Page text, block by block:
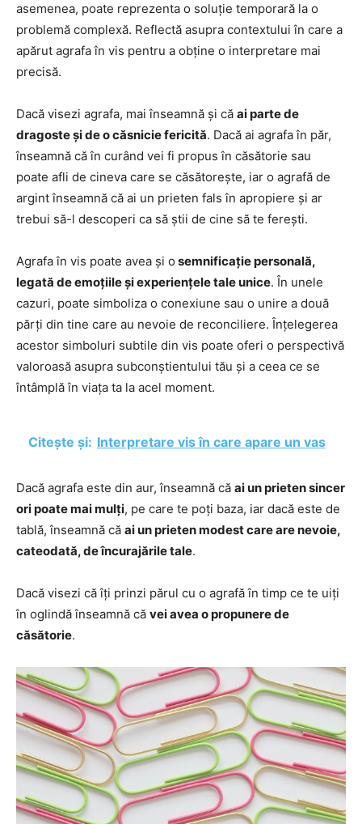
asemenea, poate reprezenta o soluție temporară la o
problemă complexă. Reflectă asupra contextului în care a
apărut agrafa în vis pentru a obține o interpretare mai
precisă.
Dacă visezi agrafa, mai înseamnă și că ai parte de
dragoste și de o căsnicie fericită. Dacă ai agrafa în păr,
înseamnă că în curând vei fi propus în căsătorie sau
poate afli de cineva care se căsătorește, iar o agrafă de
argint înseamnă că ai un prieten fals în apropiere și ar
trebui să-l descoperi ca să știi de cine să te ferești.
Agrafa în vis poate avea și o semnificație personală,
legată de emoțiile și experiențele tale unice. În unele
cazuri, poate simboliza o conexiune sau o unire a două
părți din tine care au nevoie de reconciliere. Înțelegerea
acestor simboluri subtile din vis poate oferi o perspectivă
valoroasă asupra subconștientului tău și a ceea ce se
întâmplă în viața ta la acel moment.
Citește și: Interpretare vis în care apare un vas
Dacă agrafa este din aur, înseamnă că ai un prieten sincer
ori poate mai mulți, pe care te poți baza, iar dacă este de
tablă, înseamnă că ai un prieten modest care are nevoie,
cateodată, de încurajările tale.
Dacă visezi că îți prinzi părul cu o agrafă în timp ce te uiți
în oglindă înseamnă că vei avea o propunere de
căsătorie.